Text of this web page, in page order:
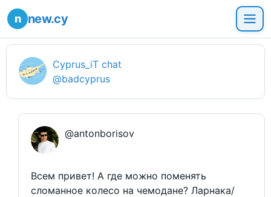
new.cy
Cyprus_iT chat
@badcyprus
@antonborisov
Всем привет! А где можно поменять
сломанное колесо на чемодане? Ларнака/